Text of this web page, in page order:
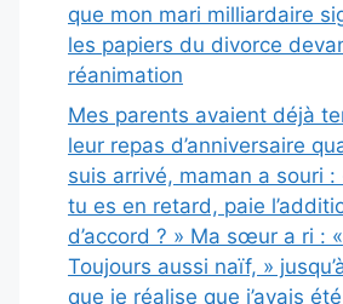
que mon mari milliardaire
les papiers du divorce
réanimation
Mes parents avaient déjà
leur repas d’anniversaire
suis arrivé, maman a souri :
tu es en retard, paie
d’accord ? » Ma sœur a ri : «
Toujours aussi naïf, »
que je réalise que j’avais